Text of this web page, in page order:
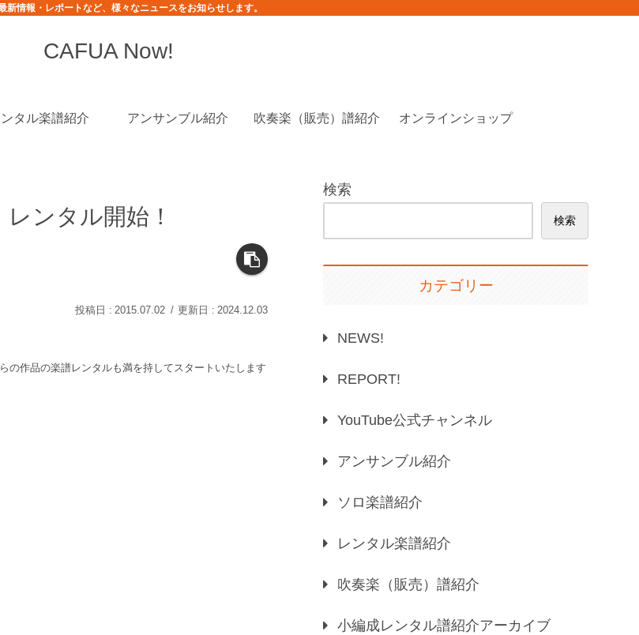
新情報・レポートなど、様々なニュースをお知らせします。
CAFUA Now!
タル楽譜紹介 アンサンブル紹介 吹奏楽（販売）譜紹介 オンラインショップ
ンタル開始！
2015.07.02 2024.12.03
の作品の楽譜レンタルも満を持してスタートいたします
検索
検索
カテゴリー
NEWS!
REPORT!
YouTube公式チャンネル
アンサンブル紹介
ソロ楽譜紹介
レンタル楽譜紹介
吹奏楽（販売）譜紹介
小編成レンタル譜紹介アーカイブ